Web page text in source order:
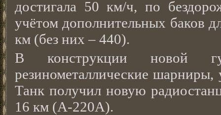
достигала 50 км/ч, по
учётом дополнительных баков
км (без них – 440).
В конструкции новой
резинометаллические
Танк получил новую
16 км (А-220А).